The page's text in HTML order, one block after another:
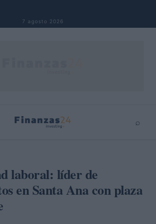
7 agosto 2026
⌕
laboral: líder de
en Santa Ana con plaza